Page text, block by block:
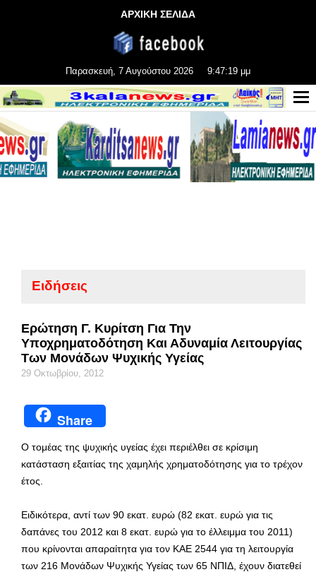
ΑΡΧΙΚΗ ΣΕΛΙΔΑ
Παρασκευή, 7 Αυγούστου 2026 9:47:20 μμ
Ειδήσεις
Ερώτηση Γ. Κυρίτση Για Την
Υποχρηματοδότηση Και Αδυναμία Λειτουργίας
Των Μονάδων Ψυχικής Υγείας
29 Οκτωβρίου, 2012
Share
Ο τομέας της ψυχικής υγείας έχει περιέλθει σε κρίσιμη
κατάσταση εξαιτίας της χαμηλής χρηματοδότησης για το τρέχον
έτος.
Ειδικότερα, αντί των 90 εκατ. ευρώ (82 εκατ. ευρώ για τις
δαπάνες του 2012 και 8 εκατ. ευρώ για το έλλειμμα του 2011)
που κρίνονται απαραίτητα για τον ΚΑΕ 2544 για τη λειτουργία
των 216 Μονάδων Ψυχικής Υγείας των 65 ΝΠΙΔ, έχουν διατεθεί